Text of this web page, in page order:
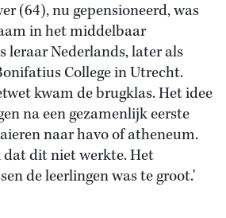
(64), nu gepensioneerd, was
in het middelbaar
leraar Nederlands, later als
College in Utrecht.
kwam de brugklas. Het idee
na een gezamenlijk eerste
naar havo of atheneum.
dat dit niet werkte. Het
de leerlingen was te groot.'